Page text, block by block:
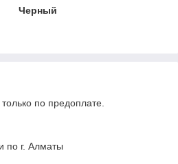
Черный
по предоплате.
по г. Алматы